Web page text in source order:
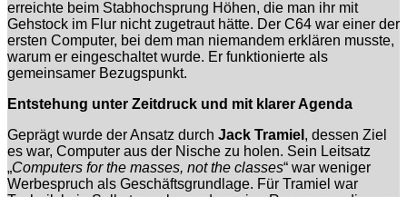
erreichte beim Stabhochsprung Höhen, die man ihr mit
Gehstock im Flur nicht zugetraut hätte. Der C64 war einer der
ersten Computer, bei dem man niemandem erklären musste,
warum er eingeschaltet wurde. Er funktionierte als
gemeinsamer Bezugspunkt.
Entstehung unter Zeitdruck und mit klarer Agenda
Geprägt wurde der Ansatz durch Jack Tramiel , dessen Ziel
es war, Computer aus der Nische zu holen. Sein Leitsatz
„Computers for the masses, not the classes“ war weniger
Werbespruch als Geschäftsgrundlage. Für Tramiel war